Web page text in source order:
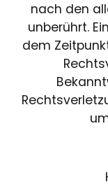
nach den
unberührt.
dem